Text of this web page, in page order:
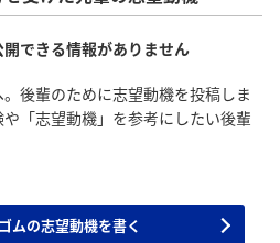
できる情報がありません
後輩のために志望動機を投稿しま
「志望動機」を参考にしたい後輩
ムの志望動機を書く